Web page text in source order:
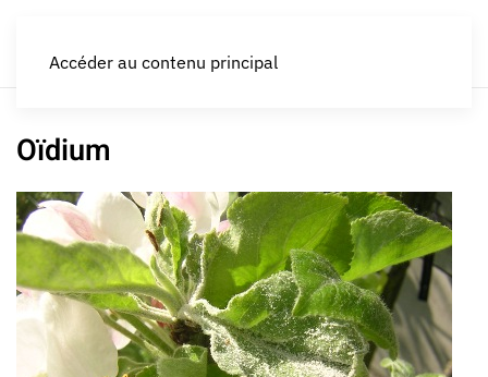
Accéder au contenu principal
Oïdium